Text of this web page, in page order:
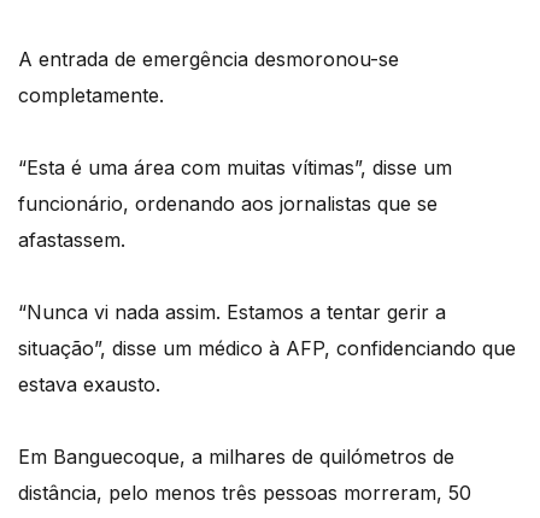
A entrada de emergência desmoronou-se
completamente.
“Esta é uma área com muitas vítimas”, disse um
funcionário, ordenando aos jornalistas que se
afastassem.
“Nunca vi nada assim. Estamos a tentar gerir a
situação”, disse um médico à AFP, confidenciando que
estava exausto.
Em Banguecoque, a milhares de quilómetros de
distância, pelo menos três pessoas morreram, 50